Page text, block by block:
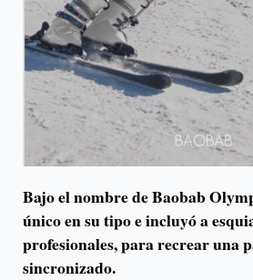
Bajo el nombre de Baobab
único en su tipo e incluyó a
profesionales, para recrear una
sincronizado.